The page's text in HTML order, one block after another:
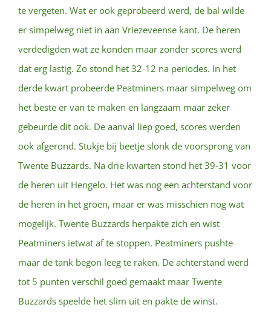
te vergeten. Wat er ook geprobeerd werd, de bal wilde
er simpelweg niet in aan Vriezeveense kant. De heren
verdedigden wat ze konden maar zonder scores werd
dat erg lastig. Zo stond het 32-12 na periodes. In het
derde kwart probeerde Peatminers maar simpelweg om
het beste er van te maken en langzaam maar zeker
gebeurde dit ook. De aanval liep goed, scores werden
ook afgerond. Stukje bij beetje slonk de voorsprong van
Twente Buzzards. Na drie kwarten stond het 39-31 voor
de heren uit Hengelo. Het was nog een achterstand voor
de heren in het groen, maar er was misschien nog wat
mogelijk. Twente Buzzards herpakte zich en wist
Peatminers ietwat af te stoppen. Peatminers pushte
maar de tank begon leeg te raken. De achterstand werd
tot 5 punten verschil goed gemaakt maar Twente
Buzzards speelde het slim uit en pakte de winst.